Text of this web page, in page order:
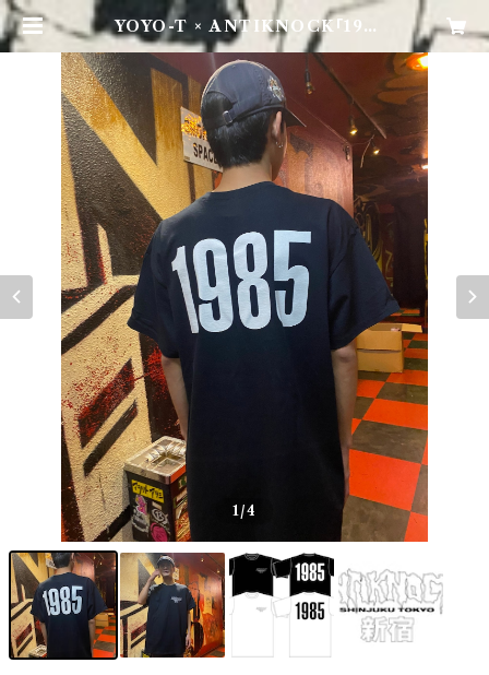
YOYO-T × ANTIKNOCK「198
5」T-shirts | ANTIKNOCK OF
FICIAL STORE
1/4